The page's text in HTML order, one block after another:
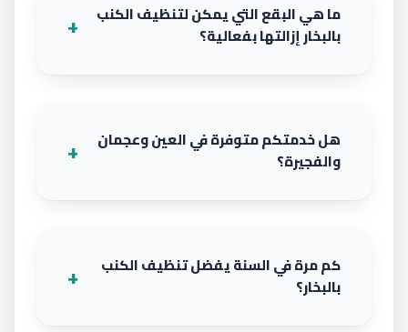
ما هي البقع التي يمكن لتنظيف الكنب
بالبخار إزالتها بفعالية؟
هل خدمتكم متوفرة في العين وعجمان
والفجيرة؟
كم مرة في السنة يفضل تنظيف الكنب
بالبخار؟